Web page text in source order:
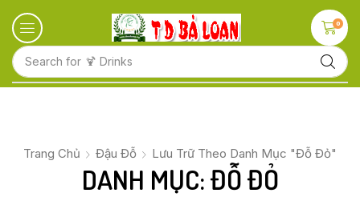
Search for 🍋 Fruits
0
Trang Chủ Đậu Đỗ Lưu Trữ Theo Danh Mục "Đỗ Đỏ"
DANH MỤC: ĐỖ ĐỎ